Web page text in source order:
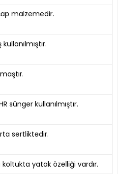
malzemedir.
sünger kullanılmıştır.
sertliktedir.
yatak özelliği vardır.